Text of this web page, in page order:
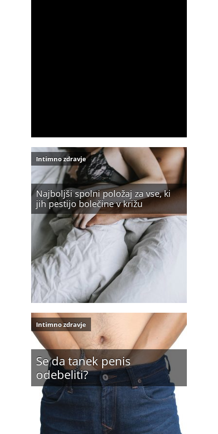
Najboljši spolni položaj za vse, ki
jih pestijo bolečine v križu
Intimno zdravje
Se da tanek penis
odebeliti?
Intimno zdravje